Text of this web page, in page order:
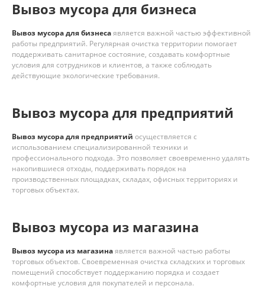
Вывоз мусора для бизнеса
Вывоз мусора для бизнесаявляется важной частью эффективной
работы предприятий. Регулярная очистка территории помогает
поддерживать санитарное состояние, создавать комфортные
условия для сотрудников и клиентов, а также соблюдать
действующие экологические требования.
Вывоз мусора для предприятий
Вывоз мусора для предприятий осуществляется с
использованием специализированной техники и
профессионального подхода. Это позволяет своевременно удалять
накопившиеся отходы, поддерживать порядок на
производственных площадках, складах, офисных территориях и
торговых объектах.
Вывоз мусора из магазина
Вывоз мусора из магазинаявляется важной частью работы
торговых объектов. Своевременная очистка складских и торговых
помещений способствует поддержанию порядка и создает
комфортные условия для покупателей и персонала.